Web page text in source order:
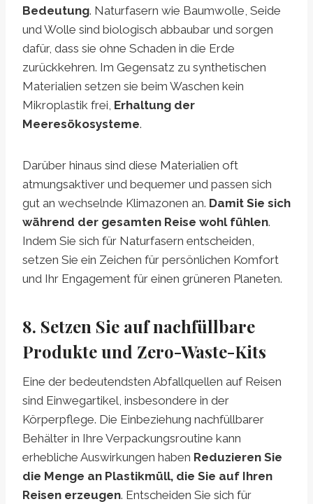
Bedeutung. Naturfasern wie Baumwolle, Seide
und Wolle sind biologisch abbaubar und sorgen
dafür, dass sie ohne Schaden in die Erde
zurückkehren. Im Gegensatz zu synthetischen
Materialien setzen sie beim Waschen kein
Mikroplastik frei, Erhaltung der
Meeresökosysteme.
Darüber hinaus sind diese Materialien oft
atmungsaktiver und bequemer und passen sich
gut an wechselnde Klimazonen an. Damit Sie sich
während der gesamten Reise wohl fühlen.
Indem Sie sich für Naturfasern entscheiden,
setzen Sie ein Zeichen für persönlichen Komfort
und Ihr Engagement für einen grüneren Planeten.
8. Setzen Sie auf nachfüllbare
Produkte und Zero-Waste-Kits
Eine der bedeutendsten Abfallquellen auf Reisen
sind Einwegartikel, insbesondere in der
Körperpflege. Die Einbeziehung nachfüllbarer
Behälter in Ihre Verpackungsroutine kann
erhebliche Auswirkungen haben Reduzieren Sie
die Menge an Plastikmüll, die Sie auf Ihren
Reisen erzeugen. Entscheiden Sie sich für